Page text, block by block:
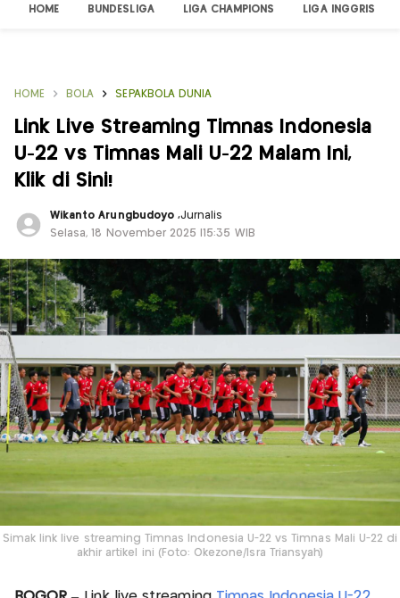
HOME BUNDESLIGA LIGA CHAMPIONS LIGA INGGRIS
HOME BOLA SEPAKBOLA DUNIA
Link Live Streaming Timnas Indonesia
U-22 vs Timnas Mali U-22 Malam Ini,
Klik di Sini!
Wikanto Arungbudoyo ,Jurnalis
Selasa, 18 November 2025 |15:35 WIB
Simak link live streaming Timnas Indonesia U-22 vs Timnas Mali U-22 di
akhir artikel ini (Foto: Okezone/Isra Triansyah)